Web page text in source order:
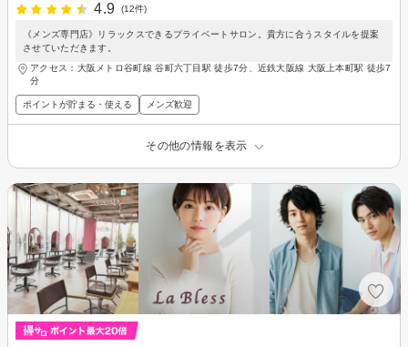
4.9
(12件)
《メンズ専門店》リラックスできるプライベートサロン。貴方に合うスタイルを提案
させていただきます。
アクセス：大阪メトロ谷町線 谷町六丁目駅 徒歩7分、近鉄大阪線 大阪上本町駅 徒歩7
分
ポイントが貯まる・使える メンズ歓迎
その他の情報を表示